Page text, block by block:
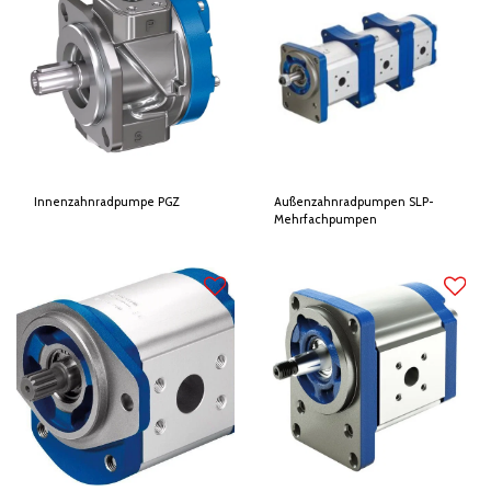
Innenzahnradpumpe PGZ
Außenzahnradpumpen SLP-
Mehrfachpumpen